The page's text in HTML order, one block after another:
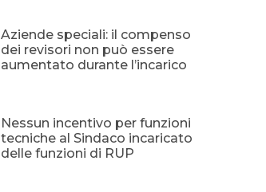
Aziende speciali: il compenso
dei revisori non può essere
aumentato durante l’incarico
Nessun incentivo per funzioni
tecniche al Sindaco incaricato
delle funzioni di RUP